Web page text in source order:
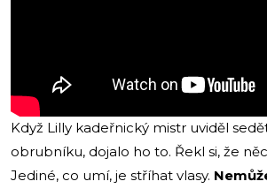
Když Lilly kadeřnický mistr uviděl
obrubníku, dojalo ho to. Řekl si, že
Jediné, co umí, je stříhat vlasy.